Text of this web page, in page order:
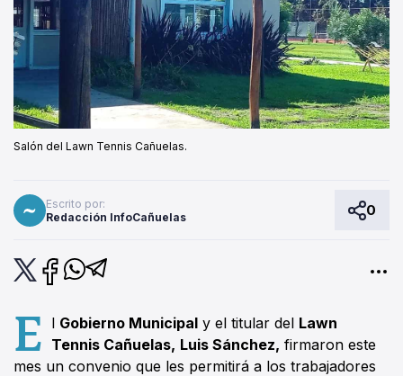
Salón del Lawn Tennis Cañuelas.
Escrito por:
Redacción InfoCañuelas
0
E l Gobierno Municipal y el titular del Lawn
Tennis Cañuelas, Luis Sánchez, firmaron este
mes un convenio que les permitirá a los trabajadores